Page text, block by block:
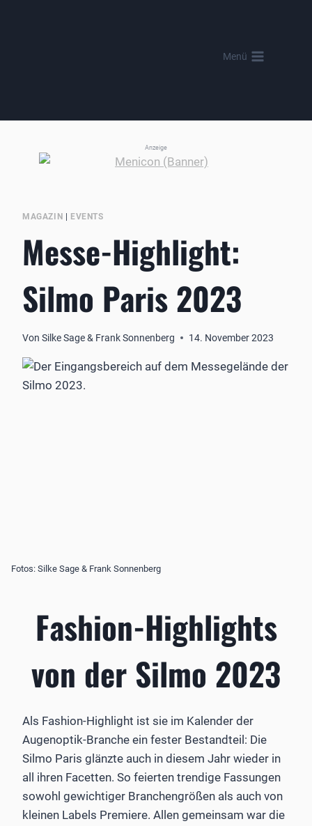
Menü
Anzeige
MAGAZIN EVENTS
Messe-Highlight:
Silmo Paris 2023
Von Silke Sage & Frank Sonnenberg 14. November 2023
Fotos: Silke Sage & Frank Sonnenberg
Fashion-Highlights
von der Silmo 2023
Als Fashion-Highlight ist sie im Kalender der
Augenoptik-Branche ein fester Bestandteil: Die
Silmo Paris glänzte auch in diesem Jahr wieder in
all ihren Facetten. So feierten trendige Fassungen
sowohl gewichtiger Branchengrößen als auch von
kleinen Labels Premiere. Allen gemeinsam war die